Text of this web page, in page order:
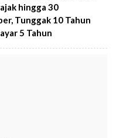
hingga 30
Tunggak 10 Tahun
5 Tahun